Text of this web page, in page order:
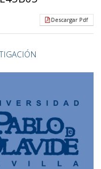
Descargar Pdf